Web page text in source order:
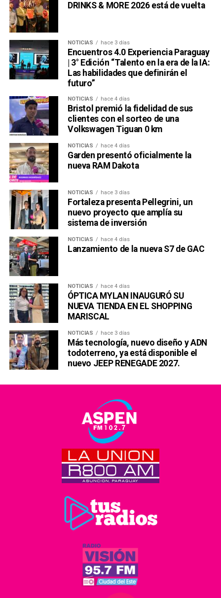
DRINKS & MORE 2026 está de vuelta
NOTICIAS hace 3 días
Encuentros 4.0 Experiencia Paraguay
| 3° Edición “Talento en la era de la IA:
Las habilidades que definirán el
futuro”
NOTICIAS hace 4 días
Bristol premió la fidelidad de sus
clientes con el sorteo de una
Volkswagen Tiguan 0 km
NOTICIAS hace 4 días
Garden presentó oficialmente la
nueva RAM Dakota
NOTICIAS hace 3 días
Fortaleza presenta Pellegrini, un
nuevo proyecto que amplía su
sistema de inversión
NOTICIAS hace 4 días
Lanzamiento de la nueva S7 de GAC
NOTICIAS hace 4 días
ÓPTICA MYLAN INAUGURÓ SU
NUEVA TIENDA EN EL SHOPPING
MARISCAL
NOTICIAS hace 3 días
Más tecnología, nuevo diseño y ADN
todoterreno, ya está disponible el
nuevo JEEP RENEGADE 2027.